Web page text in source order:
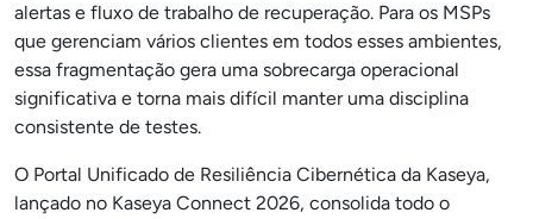
alertas e fluxo de trabalho de recuperação. Para os MSPs
que gerenciam vários clientes em todos esses ambientes,
essa fragmentação gera uma sobrecarga operacional
significativa e torna mais difícil manter uma disciplina
consistente de testes.
O Portal Unificado de Resiliência Cibernética da Kaseya,
lançado no Kaseya Connect 2026, consolida todo o